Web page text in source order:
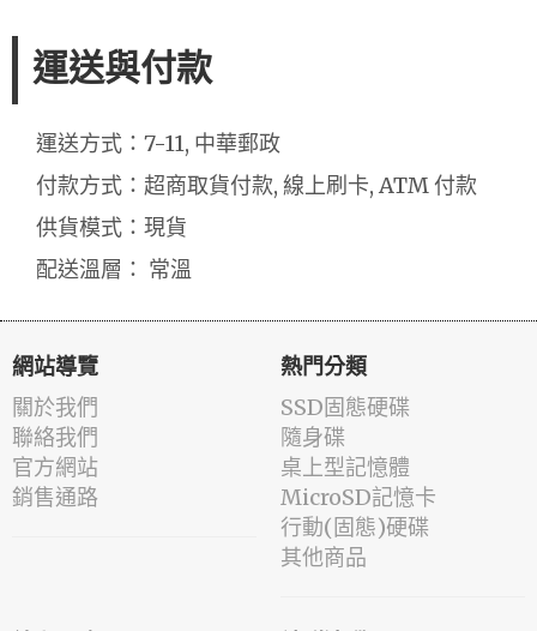
運送與付款
運送方式：7-11, 中華郵政
付款方式：超商取貨付款, 線上刷卡, ATM 付款
供貨模式：現貨
配送溫層： 常溫
網站導覽
關於我們
聯絡我們
官方網站
銷售通路
熱門分類
SSD固態硬碟
隨身碟
桌上型記憶體
MicroSD記憶卡
行動(固態)硬碟
其他商品